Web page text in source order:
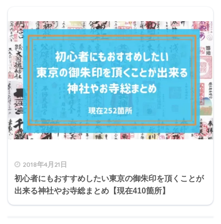
2018年4月21日
初心者にもおすすめしたい東京の御朱印を頂くことが
出来る神社やお寺総まとめ【現在410箇所】